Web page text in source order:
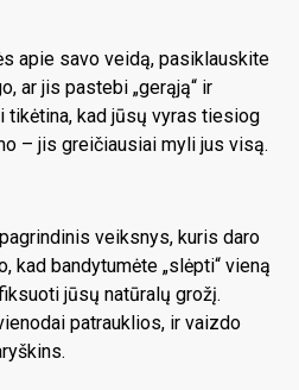
apie savo veidą, pasiklauskite
ar jis pastebi „gerąją“ ir
tikėtina, kad jūsų vyras tiesiog
– jis greičiausiai myli jus visą.
veiksnys, kuris daro
kad bandytumėte „slėpti“ vieną
jūsų natūralų grožį.
patrauklios, ir vaizdo